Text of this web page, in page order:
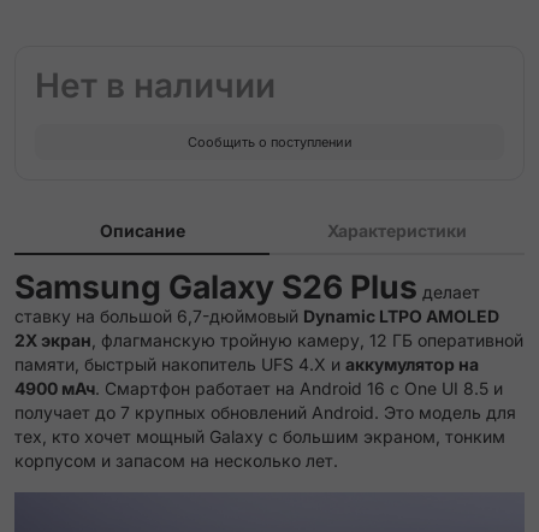
Нет в наличии
Сообщить о поступлении
Описание Характеристики
Samsung Galaxy S26 Plus делает
ставку на большой 6,7-дюймовый Dynamic LTPO AMOLED
2X экран , флагманскую тройную камеру, 12 ГБ оперативной
памяти, быстрый накопитель UFS 4.X и аккумулятор на
4900 мАч. Смартфон работает на Android 16 с One UI 8.5 и
получает до 7 крупных обновлений Android. Это модель для
тех, кто хочет мощный Galaxy с большим экраном, тонким
корпусом и запасом на несколько лет.